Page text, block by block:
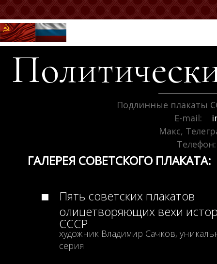
Подлинные плакаты
E-mail:
Макс,
Телефон:
ГАЛЕРЕЯ СОВЕТСКОГО ПЛАКАТА:
Пять советских плакатов
олицетворяющих вехи
СССР
художник Владимир Сачков,
серия